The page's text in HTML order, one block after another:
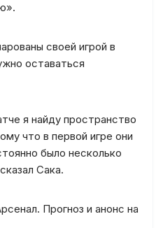
своей игрой в
оставаться
я найду пространство
что в первой игре они
было несколько
Сака.
Прогноз и анонс на